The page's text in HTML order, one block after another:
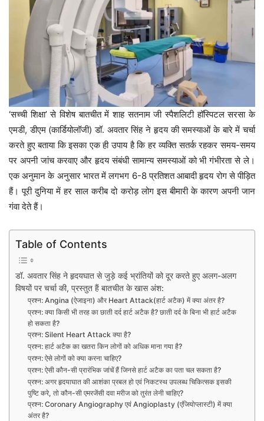
‘सच्ची शिक्षा’ से विशेष बातचीत में शाह सतनाम जी स्पैशलिटी हॉस्पिटल सरसा के
एमडी, डीएम (कार्डियोलॉजी) डॉ. अवतार सिंह ने हृदय की समस्याओं के बारे में चर्चा
करते हुए बताया कि इसका एक ही उपाय है कि हर व्यक्ति सतर्क रहकर समय-समय
पर अपनी जांच करवाए और हृदय संबंधी सामान्य समस्याओं को भी गंभीरता से ले।
एक अनुमान के अनुसार भारत में लगभग 6-8 प्रतिशत आबादी हृदय रोग से पीड़ित
हैं। पूरी दुनिया में हर साल करीब दो करोड़ लोग इस बीमारी के कारण अपनी जान
गंवा देते हैं।
Table of Contents
डॉ. अवतार सिंह ने हृदयघात से जुड़े कई भ्रांतियों को दूर करते हुए अलग-अलग
विषयों पर चर्चा की, प्रस्तुत हैं बातचीत के खास अंश:
प्रश्न: Angina (ऐजाइना) और Heart Attack(हार्ट अटैक) में क्या अंतर है?
प्रश्न: क्या किसी भी तरह का छाती दर्द हार्ट अटैक है? छाती दर्द के बिना भी हार्ट अटैक
हो सकता है?
प्रश्न: Silent Heart Attack क्या है?
प्रश्न: हार्ट अटैक का खतरा किन लोगों को अधिक माना गया है?
प्रश्न: ऐसे लोगों को क्या करना चाहिए?
प्रश्न: ऐसी कौन-सी प्रारंभिक जांचें हैं जिनसे हार्ट अटैक का पता चल सकता है?
प्रश्न: अगर हृदयाघात की आशंका प्रबल हो एवं निकटस्थ उपलब्ध चिकित्सक इसकी
पुष्टि करे, तो कौन-सी एमरजेंसी दवा मरीज को तुरंत लेनी चाहिए?
प्रश्न: Coronary Angiography एवं Angioplasty (एंजियोप्लास्टी) में क्या
अंतर है?